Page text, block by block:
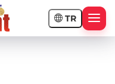
TR